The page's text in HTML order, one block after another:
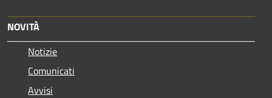
NOVITÀ
Notizie
Comunicati
Avvisi